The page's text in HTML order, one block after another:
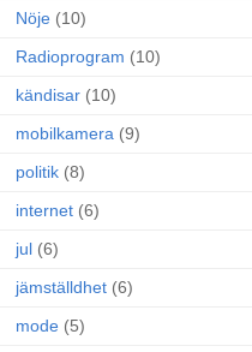
Nöje (10)
Radioprogram (10)
kändisar (10)
mobilkamera (9)
politik (8)
internet (6)
jul (6)
jämställdhet (6)
mode (5)